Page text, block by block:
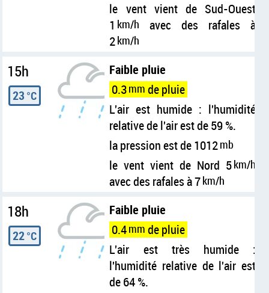
le vent vient de Sud-Ouest
1 km/h
avec des rafales à
2km/h
15h
23 °C
Faible pluie
0.3mm de pluie
L'air est humide : l'humidité
relative de l'air est de 59 %.
la pression est de 1012mb
le vent vient de Nord 5km/h
avec des rafales à 7km/h
18h
22°C
Faible pluie
0.4mm de pluie
L'air est très humide :
l'humidité relative de l'air est
de 64 %.